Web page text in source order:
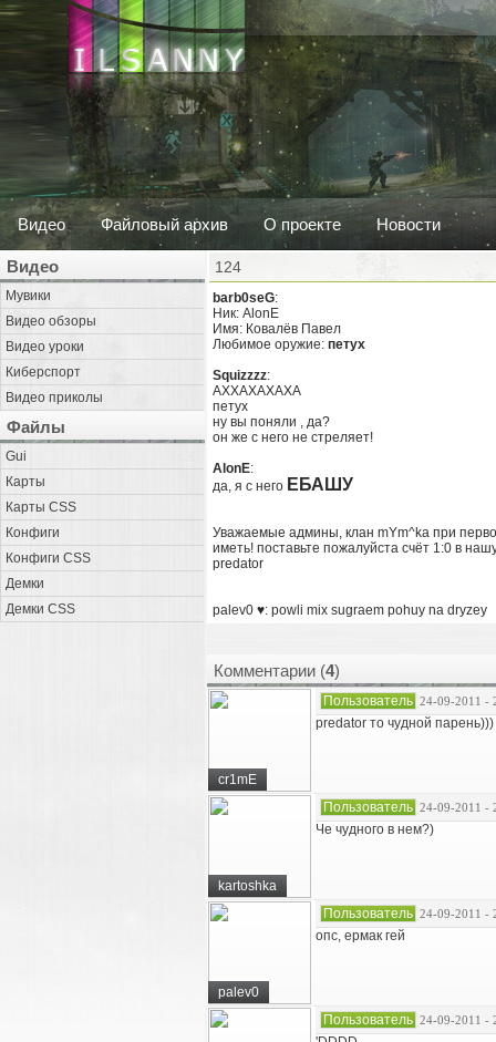
Видео Файловый архив О проекте Новости
Видео
Мувики
Видео обзоры
Видео уроки
Киберспорт
Видео приколы
Файлы
Gui
Карты
Карты CSS
Конфиги
Конфиги CSS
Демки
Демки CSS
124
barb0seG:
Ник: AlonE
Имя: Ковалёв Павел
Любимое оружие: петух
Squizzzz:
AXXAXAXAXA
петух
ну вы поняли , да?
он же с него не стреляет!
AlonE:
да, я с него ЕБАШУ
Уважаемые админы, клан mYm^ka при
иметь! поставьте пожалуйста счёт 1:0 в
predator
palev0 ♥: powli mix sugraem pohuy na dryzey
Комментарии (4)
cr1mE
Пользователь 24-09-2011 -
predator то чудной парень)))
kartoshka
Пользователь 24-09-2011 -
Че чудного в нем?)
palev0
Пользователь 24-09-2011 -
опс, ермак гей
Пользователь 24-09-2011 -